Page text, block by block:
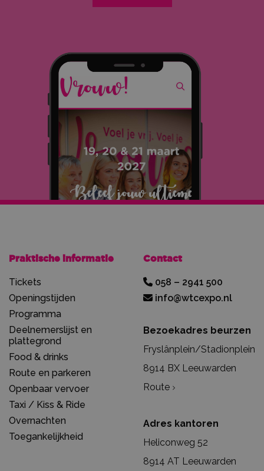
Praktische informatie
Tickets
Openingstijden
Programma
Deelnemerslijst en
plattegrond
Food & drinks
Route en parkeren
Openbaar vervoer
Taxi / Kiss & Ride
Overnachten
Toegankelijkheid
Contact
058 – 2941 500
info@wtcexpo.nl
Bezoekadres beurzen
Fryslânplein/Stadionplein
8914 BX Leeuwarden
Route
Adres kantoren
Heliconweg 52
8914 AT Leeuwarden